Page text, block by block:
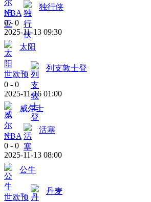
NBA
独行侠
0 - 0
2025-11-13 09:30
太阳
世欧预
列支敦士登
0 - 0
2025-11-16 01:00
威尔士
NBA
活塞
0 - 0
2025-11-13 08:00
公牛
世欧预
丹麦